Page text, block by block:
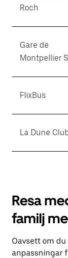
Roch
Gare de
Montpellier
FlixBus
La Dune
Resa
familj
Oavsett om
anpassningar